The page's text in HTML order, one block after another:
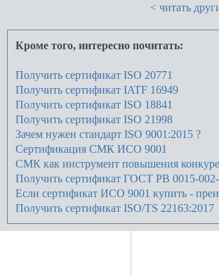
< читать
Кроме того, интересно почитать:
Получить сертификат ISO 20771
Получить сертификат IATF 16949
Получить сертификат ISO 18841
Получить сертификат ISO 21998
Зачем нужен стандарт ISO 9001:2015 ?
Сертификация СМК ИСО 9001
СМК как инструмент повышения
Получить сертификат ГОСТ РВ 0015-
Если сертификат ИСО 9001 купить -
Получить сертификат ISO/TS 22163:2017